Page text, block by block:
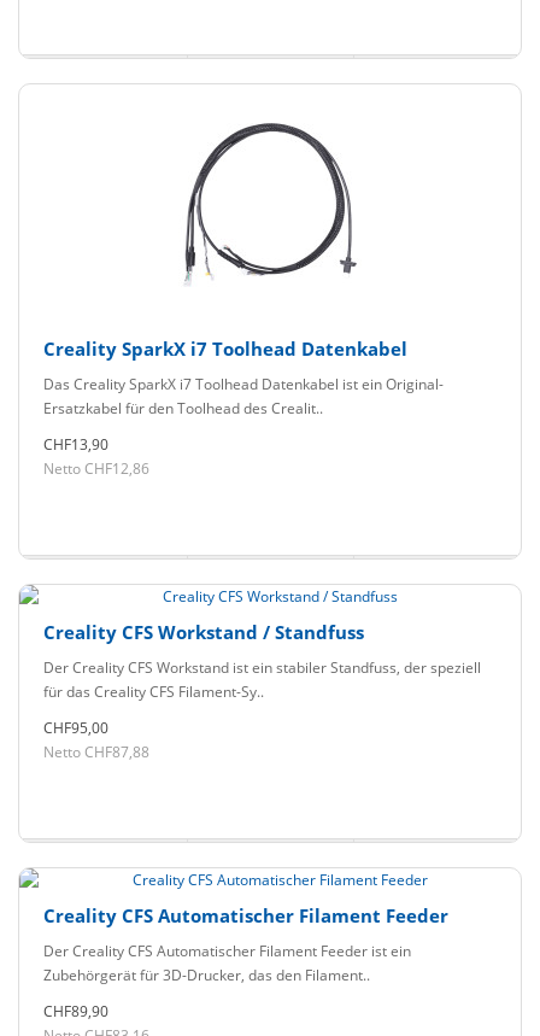
Creality SparkX i7 Toolhead Datenkabel
Das Creality SparkX i7 Toolhead Datenkabel ist ein Original-
Ersatzkabel für den Toolhead des Crealit..
CHF13,90
Netto CHF12,86
Creality CFS Workstand / Standfuss
Der Creality CFS Workstand ist ein stabiler Standfuss, der speziell
für das Creality CFS Filament-Sy..
CHF95,00
Netto CHF87,88
Creality CFS Automatischer Filament Feeder
Der Creality CFS Automatischer Filament Feeder ist ein
Zubehörgerät für 3D-Drucker, das den Filament..
CHF89,90